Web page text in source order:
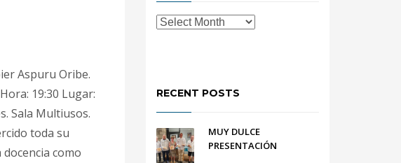
Aspuru Oribe.
19:30 Lugar:
Sala Multiusos.
toda su
como
RECENT POSTS
MUY DULCE
PRESENTACIÓN